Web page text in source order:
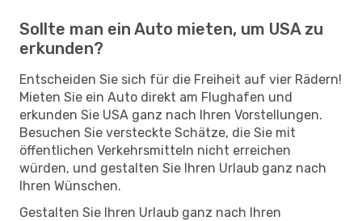
Sollte man ein Auto mieten, um USA zu
erkunden?
Entscheiden Sie sich für die Freiheit auf vier Rädern!
Mieten Sie ein Auto direkt am Flughafen und
erkunden Sie USA ganz nach Ihren Vorstellungen.
Besuchen Sie versteckte Schätze, die Sie mit
öffentlichen Verkehrsmitteln nicht erreichen
würden, und gestalten Sie Ihren Urlaub ganz nach
Ihren Wünschen.
Gestalten Sie Ihren Urlaub ganz nach Ihren